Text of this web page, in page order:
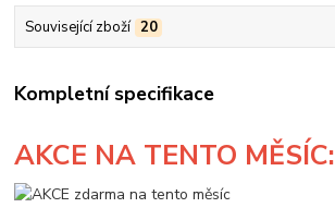
Související zboží 20
Kompletní specifikace
AKCE NA TENTO MĚSÍC: